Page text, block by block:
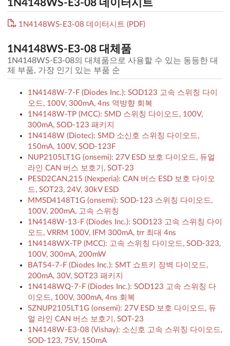
1N4148WS-E3-08 데이터시트
1N4148WS-E3-08 데이터시트 (PDF)
1N4148WS-E3-08 대체품
1N4148WS-E3-08의 대체품으로 사용할 수 있는 동등한 대
체 부품, 가장 인기 있는 부품 순
1N4148W-7-F (Diodes Inc.): SOD123 고속 스위칭 다이
오드, 100V, 300mA, 4ns 역방향 회복
1N4148W-TP (MCC): SMD 스위칭 다이오드, 100V,
300mA, SOD-123 패키지
1N4148W (Diotec): SMD 소신호 스위칭 다이오드,
150mA, 100V, SOD-123F
NUP2105LT1G (onsemi): 27V ESD 보호 다이오드, 듀얼
라인 CAN 버스 보호기, SOT-23
PESD2CAN,215 (Nexperia): CAN 버스 ESD 보호 다이오
드, SOT23, 24V, 30kV ESD
MMSD4148T1G (onsemi): SOD-123 스위칭 다이오드,
100V, 200mA, 고속 스위칭
1N4148W-13-F (Diodes Inc.): SOD123 고속 스위칭 다이
오드, VRRM 100V, IFM 300mA, trr 최대 4ns
1N4148WX-TP (MCC): 고속 스위칭 다이오드, SOD-323,
100V, 300mA, 200mW
BAT54-7-F (Diodes Inc.): SMT 쇼트키 장벽 다이오드,
200mA, 30V, SOT23 패키지
1N4148WQ-7-F (Diodes Inc.): SOD123 고속 스위칭 다
이오드, 100V, 300mA, 4ns 회복
SZNUP2105LT1G (onsemi): 27V ESD 보호 다이오드, 듀
얼 라인 CAN 버스 보호기, SOT-23
1N4148W-E3-08 (Vishay): 소신호 고속 스위칭 다이오드,
SOD-123, 75V, 150mA